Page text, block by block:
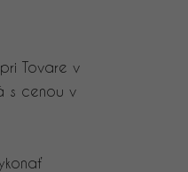
Tovare v
s cenou v